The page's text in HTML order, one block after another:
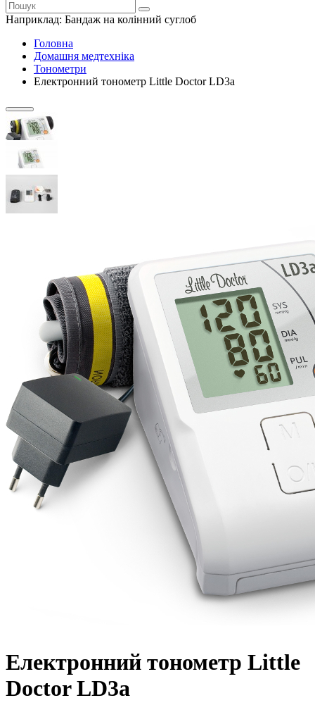
Наприклад: Бандаж на колінний суглоб
Головна
Домашня медтехніка
Тонометри
Електронний тонометр Little Doctor LD3а
Електронний тонометр Little
Doctor LD3а